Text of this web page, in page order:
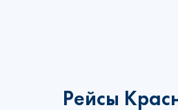
Рейсы